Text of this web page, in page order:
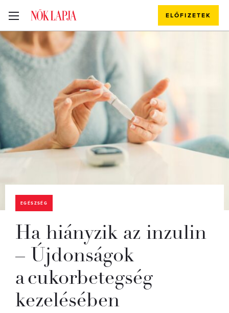
ELŐFIZETEK
EGÉSZSÉG
Ha hiányzik az inzulin
– Újdonságok
a cukorbetegség
kezelésében